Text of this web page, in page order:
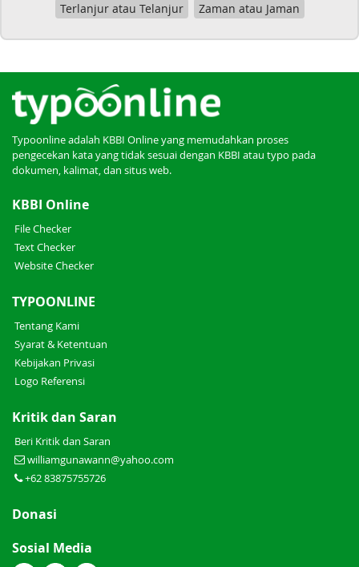
Terlanjur atau Telanjur
Zaman atau Jaman
Typoonline adalah KBBI Online yang memudahkan proses
pengecekan kata yang tidak sesuai dengan KBBI atau typo pada
dokumen, kalimat, dan situs web.
KBBI Online
File Checker
Text Checker
Website Checker
TYPOONLINE
Tentang Kami
Syarat & Ketentuan
Kebijakan Privasi
Logo Referensi
Kritik dan Saran
Beri Kritik dan Saran
williamgunawann@yahoo.com
+62 83875755726
Donasi
Sosial Media